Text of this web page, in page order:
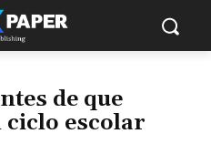
de que
ciclo escolar